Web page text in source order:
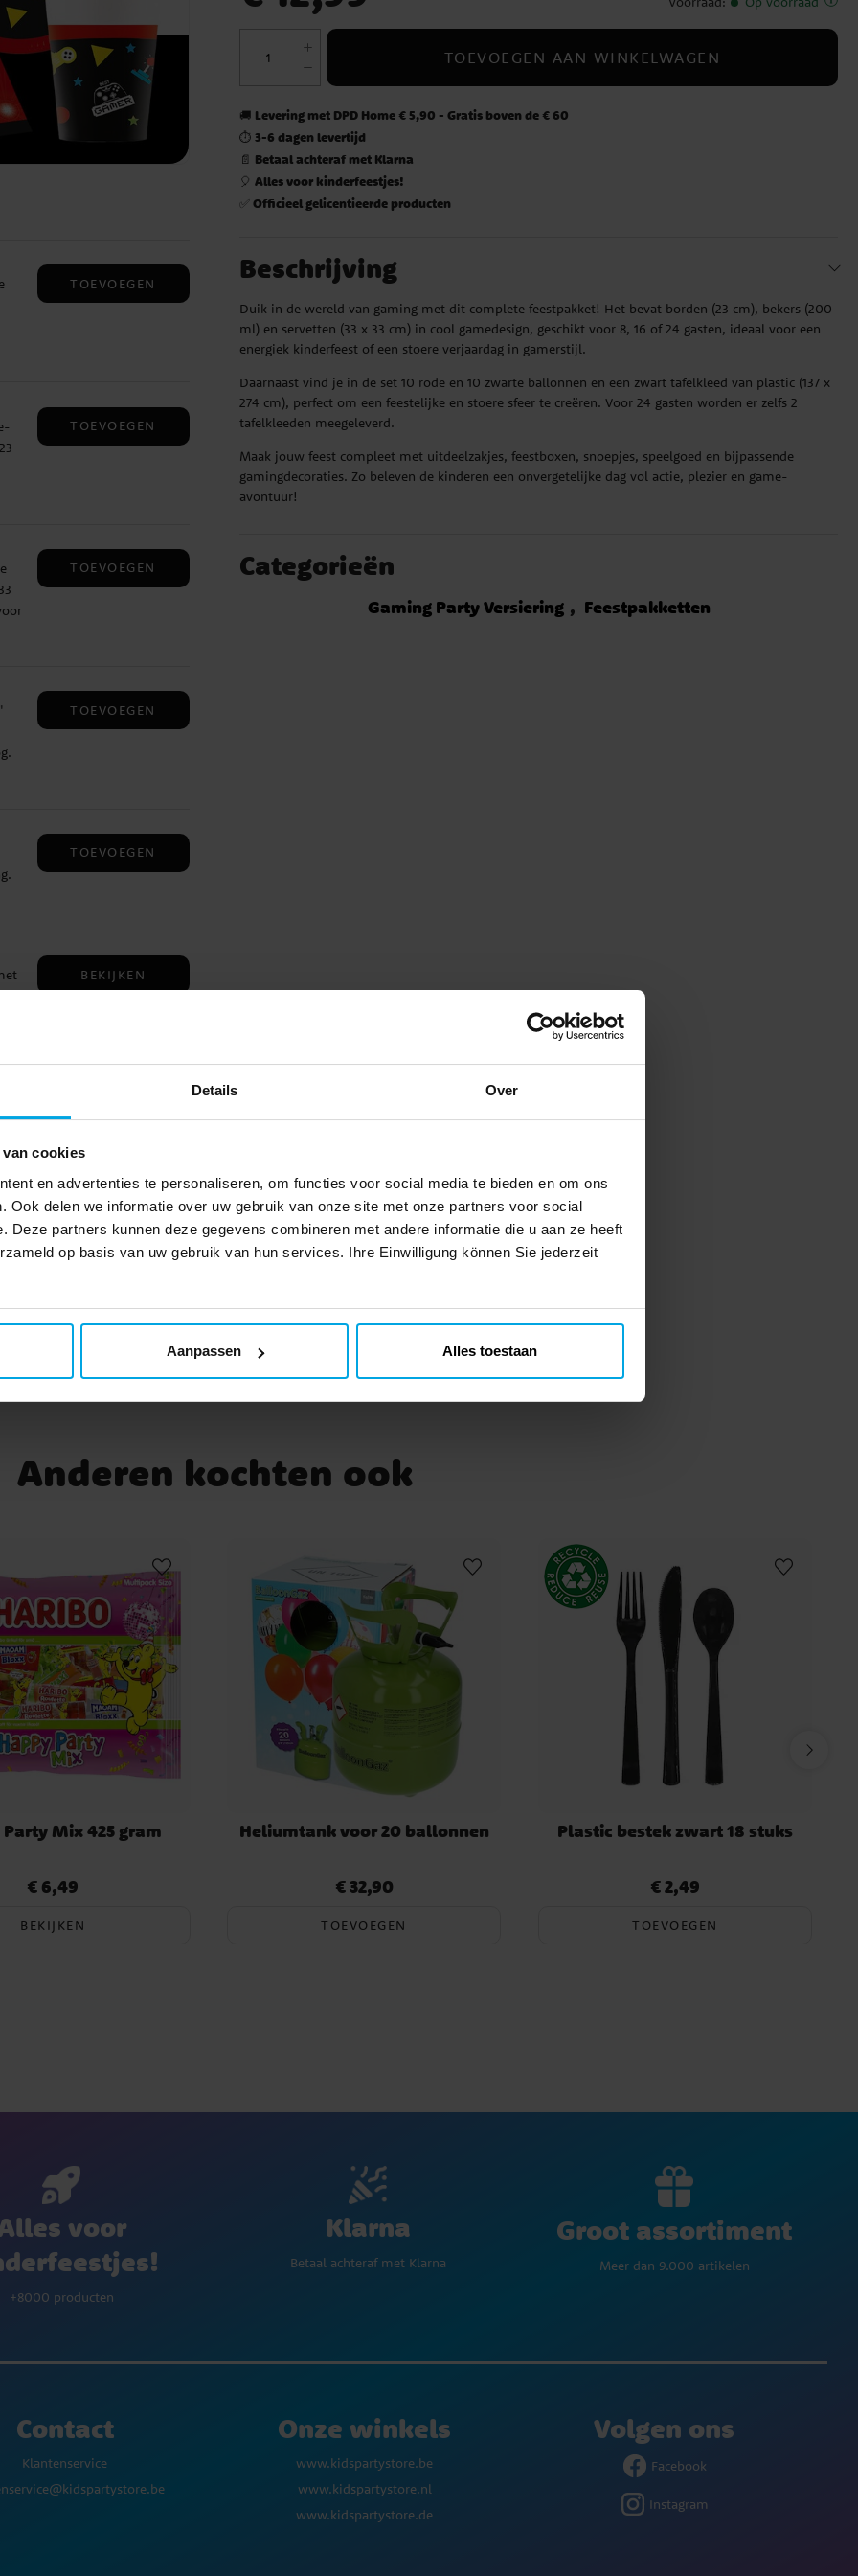
Details Over
cookies
en advertenties te personaliseren, om functies voor social media te bieden en om ons
Ook delen we informatie over uw gebruik van onze site met onze partners voor social
Deze partners kunnen deze gegevens combineren met andere informatie die u aan ze heeft
op basis van uw gebruik van hun services. Ihre Einwilligung können Sie jederzeit
Aanpassen Alles toestaan
TOEVOEGEN
TOEVOEGEN
TOEVOEGEN
TOEVOEGEN
TOEVOEGEN
BEKIJKEN
BEKIJKEN
TOEVOEGEN
TOEVOEGEN AAN WINKELWAGEN
🚚 Levering met DPD Home € 5,90 - Gratis boven de € 60
⏱️3-6 dagen levertijd
📄 Betaal achteraf met Klarna
🎈Alles voor kinderfeestjes!
✅Officieel gelicentieerde producten
Beschrijving
Duik in de wereld van gaming met dit complete feestpakket! Het bevat borden (23 cm), bekers (200
ml) en servetten (33 x 33 cm) in cool gamedesign, geschikt voor 8, 16 of 24 gasten, ideaal voor een
energiek kinderfeest of een stoere verjaardag in gamerstijl.
Daarnaast vind je in de set 10 rode en 10 zwarte ballonnen en een zwart tafelkleed van plastic (137 x
274 cm), perfect om een feestelijke en stoere sfeer te creëren. Voor 24 gasten worden er zelfs 2
tafelkleeden meegeleverd.
Maak jouw feest compleet met uitdeelzakjes, feestboxen, snoepjes, speelgoed en bijpassende
gamingdecoraties. Zo beleven de kinderen een onvergetelijke dag vol actie, plezier en game-
avontuur!
Categorieën
Gaming Party Versiering Feestpakketten
Anderen kochten ook
Mix 425 gram
Prijs:€ 6,49
€ 6,49
BEKIJKEN
Heliumtank voor 20 ballonnen
Prijs:€ 32,90
€ 32,90
TOEVOEGEN
Plastic bestek zwart 18 stuks
Prijs :€ 2,49
€ 2,49
TOEVOEGEN
voor
+8000 producten
Klarna
Betaal achteraf met Klarna
Groot assortiment
Meer dan 9.000 artikelen
Contact
Klantenservice
Onze winkels
www.kidspartystore.be
www.kidspartystore.nl
www.kidspartystore.de
Volgen ons
Facebook
Instagram